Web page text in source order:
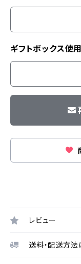
ギフトボックス使用
レビュー
送料・配送方法